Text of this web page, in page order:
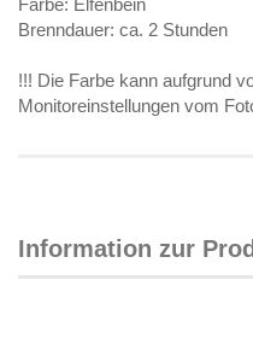
Farbe: Elfenbein
Brenndauer: ca. 2 Stunden
!!! Die Farbe kann aufgrund
Monitoreinstellungen vom
Information zur